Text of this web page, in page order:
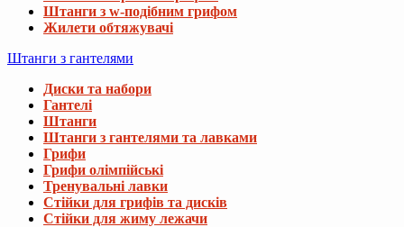
Штанги з w-подібним грифом
Жилети обтяжувачі
Штанги з гантелями
Диски та набори
Гантелі
Штанги
Штанги з гантелями та лавками
Грифи
Грифи олімпійські
Тренувальні лавки
Стійки для грифів та дисків
Стійки для жиму лежачи